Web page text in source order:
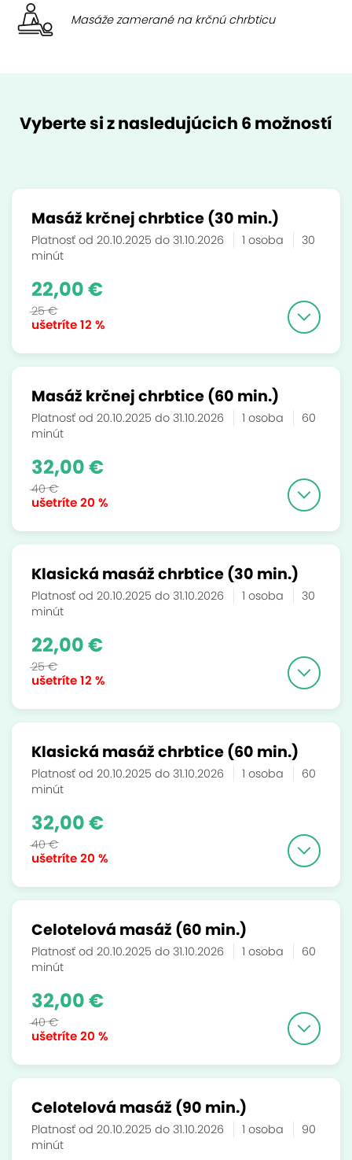
Masáže zamerané na krčnú chrbticu
Vyberte si z nasledujúcich 6 možností
Masáž krčnej chrbtice (30 min.)
Platnosť od 20.10.2025 do 31.10.2026 1 osoba
30
minút
ušetríte12 %
22,00 €
25 €
Masáž krčnej chrbtice (60 min.)
Platnosť od 20.10.2025 do 31.10.2026 1 osoba
60
minút
ušetríte20 %
32,00 €
40 €
Klasická masáž chrbtice (30 min.)
Platnosť od 20.10.2025 do 31.10.2026 1 osoba
30
minút
ušetríte12 %
22,00 €
25 €
Klasická masáž chrbtice (60 min.)
Platnosť od 20.10.2025 do 31.10.2026 1 osoba
60
minút
ušetríte20 %
32,00 €
40 €
Celotelová masáž (60 min.)
Platnosť od 20.10.2025 do 31.10.2026 1 osoba
60
minút
ušetríte20 %
32,00 €
40 €
Celotelová masáž (90 min.)
Platnosť od 20.10.2025 do 31.10.2026 1 osoba
90
minút